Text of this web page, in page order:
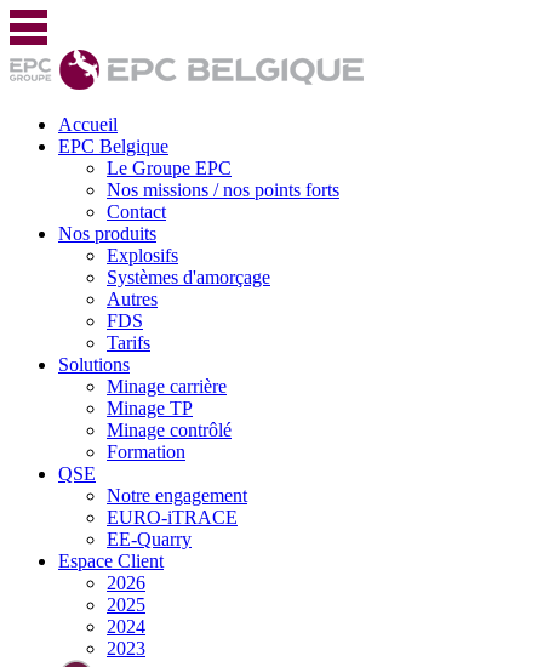
Accueil
EPC Belgique
Le Groupe EPC
Nos missions / nos points forts
Contact
Nos produits
Explosifs
Systèmes d'amorçage
Autres
FDS
Tarifs
Solutions
Minage carrière
Minage TP
Minage contrôlé
Formation
QSE
Notre engagement
EURO-iTRACE
EE-Quarry
Espace Client
2026
2025
2024
2023